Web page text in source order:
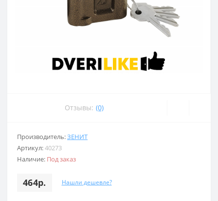
Отзывы: (0)
Производитель:ЗЕНИТ
Артикул:40273
Наличие: Под заказ
464р. Нашли дешевле?